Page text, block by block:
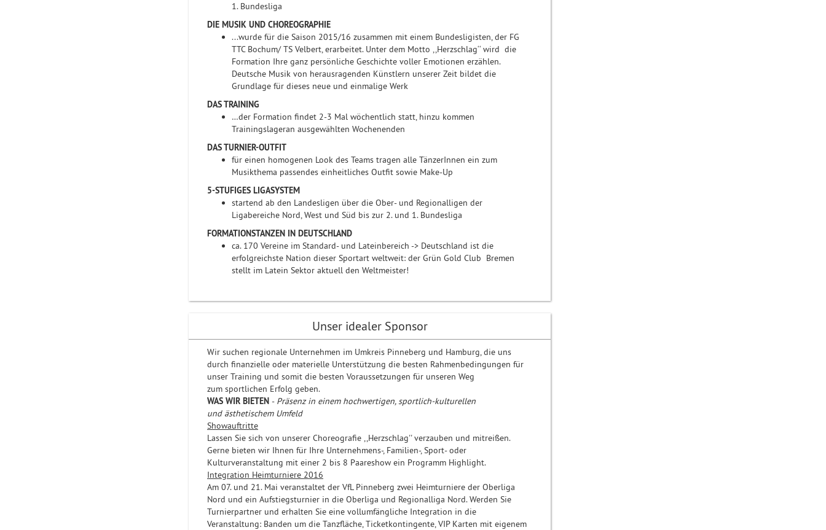
1. Bundesliga
DIE MUSIK UND CHOREOGRAPHIE
...wurde für die Saison 2015/16 zusammen mit einem Bundesligisten, der FG
TTC Bochum/ TS Velbert, erarbeitet. Unter dem Motto ,,Herzschlag‘‘ wird die
Formation Ihre ganz persönliche Geschichte voller Emotionen erzählen.
Deutsche Musik von herausragenden Künstlern unserer Zeit bildet die
Grundlage für dieses neue und einmalige Werk
DAS TRAINING
…der Formation findet 2-3 Mal wöchentlich statt, hinzu kommen
Trainingslageran ausgewählten Wochenenden
DAS TURNIER-OUTFIT
für einen homogenen Look des Teams tragen alle TänzerInnen ein zum
Musikthema passendes einheitliches Outfit sowie Make-Up
5-STUFIGES LIGASYSTEM
startend ab den Landesligen über die Ober- und Regionalligen der
Ligabereiche Nord, West und Süd bis zur 2. und 1. Bundesliga
FORMATIONSTANZEN IN DEUTSCHLAND
ca. 170 Vereine im Standard- und Lateinbereich -> Deutschland ist die
erfolgreichste Nation dieser Sportart weltweit: der Grün Gold Club Bremen
stellt im Latein Sektor aktuell den Weltmeister!
Unser idealer Sponsor
Wir suchen regionale Unternehmen im Umkreis Pinneberg und Hamburg, die uns
durch finanzielle oder materielle Unterstützung die besten Rahmenbedingungen für
unser Training und somit die besten Voraussetzungen für unseren Weg
zum sportlichen Erfolg geben.
WAS WIR BIETEN - Präsenz in einem hochwertigen, sportlich-kulturellen
und ästhetischem Umfeld
Showauftritte
Lassen Sie sich von unserer Choreografie ,,Herzschlag'' verzauben und mitreißen.
Gerne bieten wir Ihnen für Ihre Unternehmens-, Familien-, Sport- oder
Kulturveranstaltung mit einer 2 bis 8 Paareshow ein Programm Highlight.
Integration Heimturniere 2016
Am 07. und 21. Mai veranstaltet der VfL Pinneberg zwei Heimturniere der Oberliga
Nord und ein Aufstiegsturnier in die Oberliga und Regionalliga Nord. Werden Sie
Turnierpartner und erhalten Sie eine vollumfängliche Integration in die
Veranstaltung: Banden um die Tanzfläche, Ticketkontingente, VIP Karten mit eigenem